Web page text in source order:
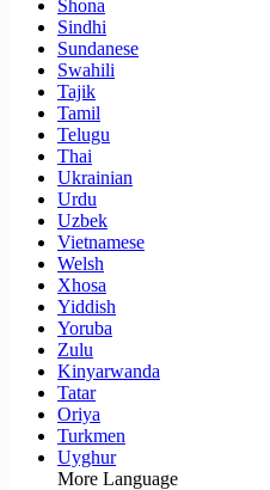
Shona
Sindhi
Sundanese
Swahili
Tajik
Tamil
Telugu
Thai
Ukrainian
Urdu
Uzbek
Vietnamese
Welsh
Xhosa
Yiddish
Yoruba
Zulu
Kinyarwanda
Tatar
Oriya
Turkmen
Uyghur
More Language